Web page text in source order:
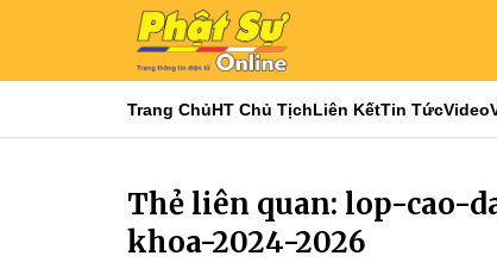
Trang ChủHT Chủ TịchLiên KếtTin TứcVideo
Thẻ liên quan: lop-cao-
khoa-2024-2026